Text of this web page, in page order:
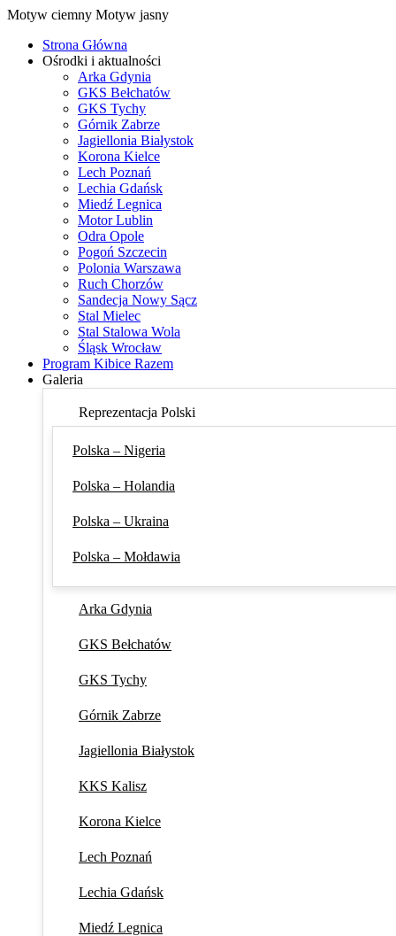
Motyw ciemny Motyw jasny
Strona Główna
Ośrodki i aktualności
Arka Gdynia
GKS Bełchatów
GKS Tychy
Górnik Zabrze
Jagiellonia Białystok
Korona Kielce
Lech Poznań
Lechia Gdańsk
Miedź Legnica
Motor Lublin
Odra Opole
Pogoń Szczecin
Polonia Warszawa
Ruch Chorzów
Sandecja Nowy Sącz
Stal Mielec
Stal Stalowa Wola
Śląsk Wrocław
Program Kibice Razem
Galeria
Reprezentacja Polski
Polska – Nigeria
Polska – Holandia
Polska – Ukraina
Polska – Mołdawia
Arka Gdynia
GKS Bełchatów
GKS Tychy
Górnik Zabrze
Jagiellonia Białystok
KKS Kalisz
Korona Kielce
Lech Poznań
Lechia Gdańsk
Miedź Legnica